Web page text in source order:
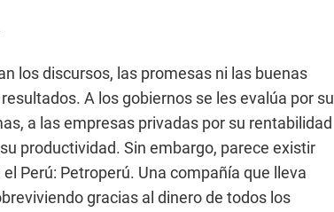
los discursos, las promesas ni las buenas
A los gobiernos se les evalúa por su
a las empresas privadas por su rentabilidad
productividad. Sin embargo, parece existir
Perú: Petroperú. Una compañía que lleva
gracias al dinero de todos los